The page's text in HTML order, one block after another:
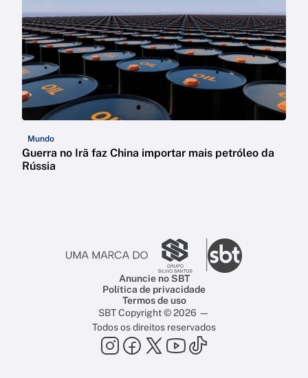
Mundo
Guerra no Irã faz China importar mais petróleo da
Rússia
Anuncie no SBT
Política de privacidade
Termos de uso
SBT Copyright © 2026 —
Todos os direitos reservados